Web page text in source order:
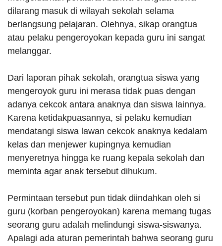
dilarang masuk di wilayah sekolah selama
berlangsung pelajaran. Olehnya, sikap orangtua
atau pelaku pengeroyokan kepada guru ini sangat
melanggar.
Dari laporan pihak sekolah, orangtua siswa yang
mengeroyok guru ini merasa tidak puas dengan
adanya cekcok antara anaknya dan siswa lainnya.
Karena ketidakpuasannya, si pelaku kemudian
mendatangi siswa lawan cekcok anaknya kedalam
kelas dan menjewer kupingnya kemudian
menyeretnya hingga ke ruang kepala sekolah dan
meminta agar anak tersebut dihukum.
Permintaan tersebut pun tidak diindahkan oleh si
guru (korban pengeroyokan) karena memang tugas
seorang guru adalah melindungi siswa-siswanya.
Apalagi ada aturan pemerintah bahwa seorang guru